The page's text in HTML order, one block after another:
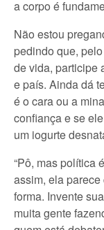
a corpo é
Não estou
pedindo que,
de vida, participe
e país. Ainda dá
é o cara ou a
confiança e se
um iogurte
“Pô, mas política
assim, ela
forma. Invente
muita gente